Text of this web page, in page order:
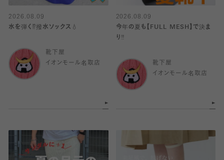
2026.08.09
水を弾く⁉️撥水ソックス💧
靴下屋
イオンモール名取店
2026.08.09
今年の夏も【FULL MESH】で決ま
り️‼️
靴下屋
イオンモール名取店